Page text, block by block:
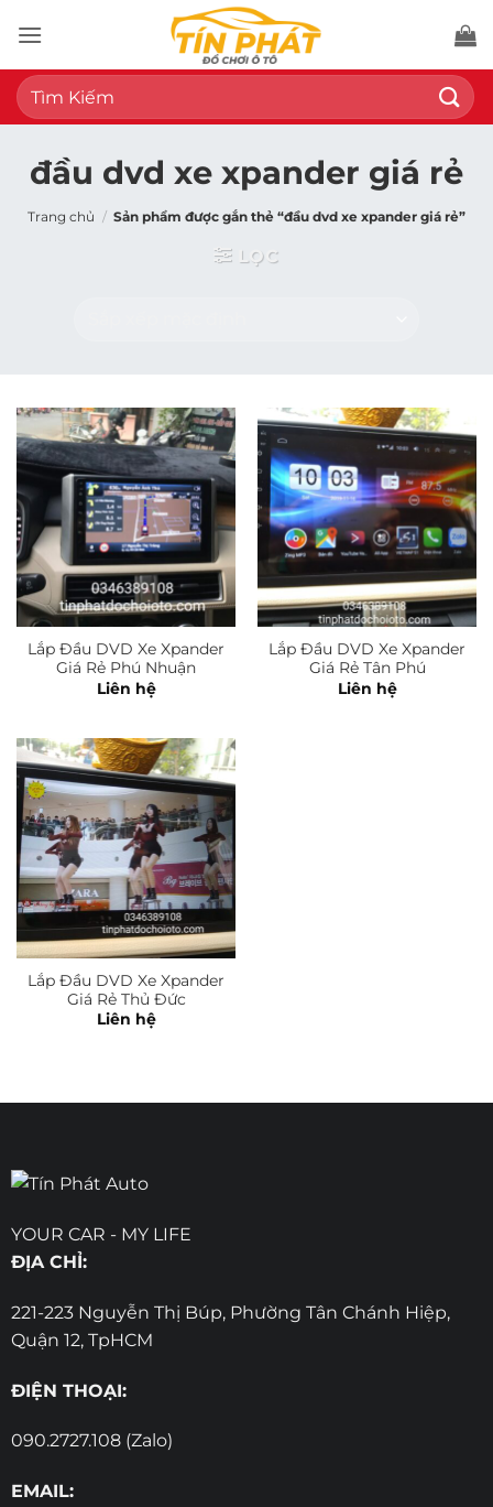
qua
nội
dung
Tìm
kiếm:
đầu dvd xe xpander giá rẻ
Trang chủ / Sản phẩm được gắn thẻ “đầu dvd xe xpander giá rẻ”
LỌC
Lắp Đầu DVD Xe Xpander
Giá Rẻ Phú Nhuận
Liên hệ
Lắp Đầu DVD Xe Xpander
Giá Rẻ Tân Phú
Liên hệ
Lắp Đầu DVD Xe Xpander
Giá Rẻ Thủ Đức
Liên hệ
YOUR CAR - MY LIFE
ĐỊA CHỈ:
221-223 Nguyễn Thị Búp, Phường Tân Chánh Hiệp,
Quận 12, TpHCM
ĐIỆN THOẠI:
090.2727.108 (Zalo)
EMAIL: